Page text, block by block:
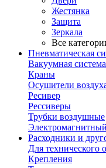
Жестянка
Защита
Зеркала
Все
Пневматическая
Вакуумная система
Краны
Осушители
Ресивер
Рессиверы
Трубки воздушные
Расходники и
Для
Крепления